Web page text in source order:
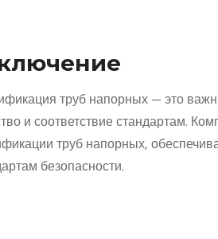
труб напорных — это
и соответствие стандартам.
труб напорных,
безопасности.